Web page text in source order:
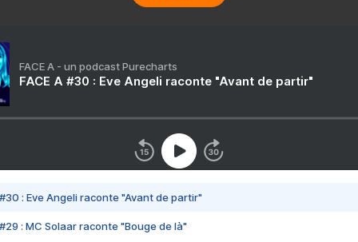
FACE A - un podcast Purecharts
FACE A #30 : Eve Angeli raconte "Avant de partir"
#30 : Eve Angeli raconte "Avant de partir"
#29 : MC Solaar raconte "Bouge de là"